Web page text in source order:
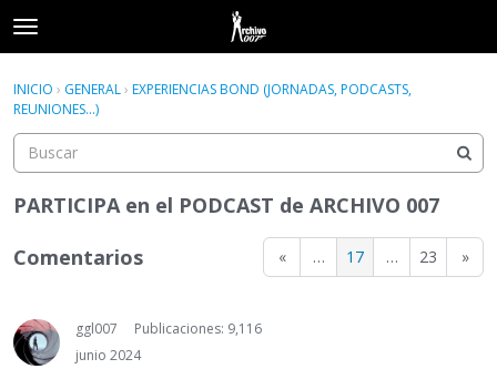
t
o
g
g
l
e
m
e
u
Acceder Registrarse
Categorías
Hilos
Actividad
Acceder Registrarse
INICIO › GENERAL› EXPERIENCIAS BOND (JORNADAS, PODCASTS,
REUNIONES...)
PARTICIPA en el PODCAST de ARCHIVO 007
« … 17 … 23 »
Comentarios
ggl007
Publicaciones: 9,116
junio 2024